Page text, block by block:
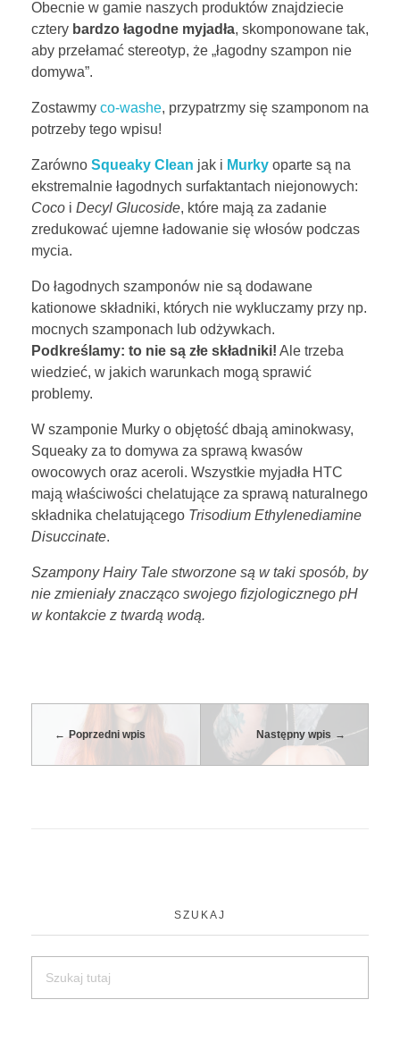
Obecnie w gamie naszych produktów znajdziecie
cztery bardzo łagodne myjadła, skomponowane tak,
aby przełamać stereotyp, że „łagodny szampon nie
domywa”.
Zostawmy co-washe, przypatrzmy się szamponom na
potrzeby tego wpisu!
Zarówno Squeaky Clean jak i Murky oparte są na
ekstremalnie łagodnych surfaktantach niejonowych:
Coco i Decyl Glucoside, które mają za zadanie
zredukować ujemne ładowanie się włosów podczas
mycia.
Do łagodnych szamponów nie są dodawane
kationowe składniki, których nie wykluczamy przy np.
mocnych szamponach lub odżywkach.
Podkreślamy: to nie są złe składniki! Ale trzeba
wiedzieć, w jakich warunkach mogą sprawić
problemy.
W szamponie Murky o objętość dbają aminokwasy,
Squeaky za to domywa za sprawą kwasów
owocowych oraz aceroli. Wszystkie myjadła HTC
mają właściwości chelatujące za sprawą naturalnego
składnika chelatującego Trisodium Ethylenediamine
Disuccinate.
Szampony Hairy Tale stworzone są w taki sposób, by
nie zmieniały znacząco swojego fizjologicznego pH
w kontakcie z twardą wodą.
Poprzedni wpis Następny wpis
SZUKAJ